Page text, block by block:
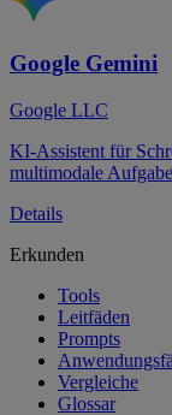
Google Gemini
Google LLC
KI-Assistent für
multimodale
Details
Erkunden
Tools
Leitfäden
Prompts
Vergleiche
Glossar